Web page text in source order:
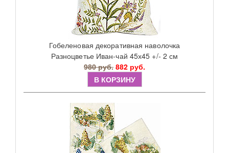
Гобеленовая декоративная наволочка
Разноцветье Иван-чай 45х45 +/- 2 см
980 руб. 882 руб.
В КОРЗИНУ